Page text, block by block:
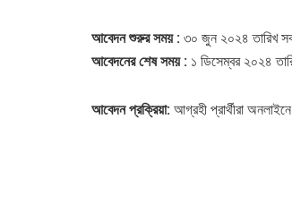
আবেদন শুরুর সময় : ৩০ জুন ২০২৪ তারিখ
আবেদনের শেষ সময় : ১ ডিসেম্বর ২০২৪
আবেদন প্রক্রিয়া: আগ্রহী প্রার্থীরা